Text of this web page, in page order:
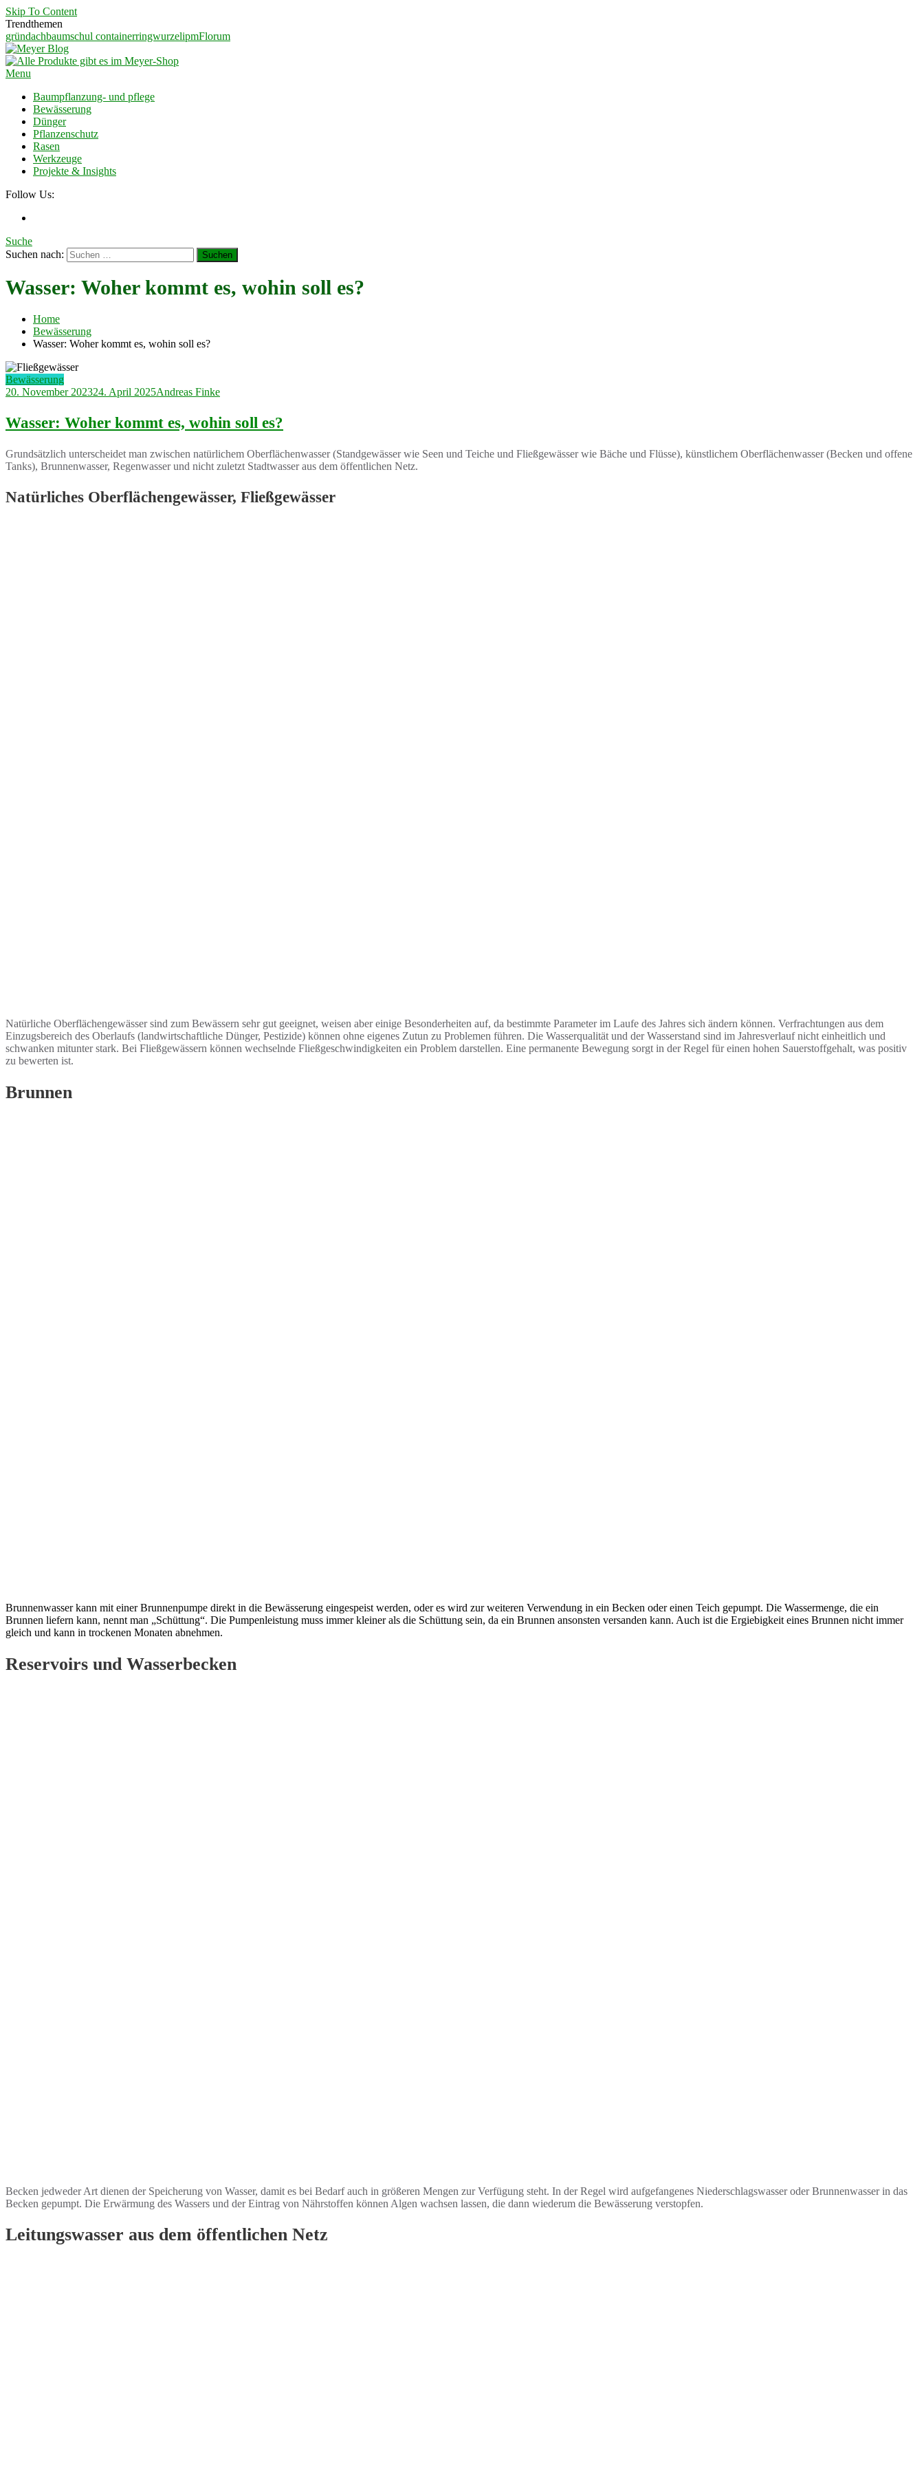
Skip To Content
Trendthemen
gründachbaumschul containerringwurzelipmFlorum
Meyer Blog
Ein Blog für Garten und Landschaftsbauer
Menu
Baumpflanzung- und pflege
Bewässerung
Dünger
Pflanzenschutz
Rasen
Werkzeuge
Projekte & Insights
Follow Us:
Suche
Suchen nach:
Wasser: Woher kommt es, wohin soll es?
Home
Bewässerung
Wasser: Woher kommt es, wohin soll es?
Bewässerung
20. November 202324. April 2025Andreas Finke
Wasser: Woher kommt es, wohin soll es?
Grundsätzlich unterscheidet man zwischen natürlichem Oberflächenwasser (Standgewässer wie Seen und Teiche und Fließgewässer wie Bäche und Flüsse), künstlichem Oberflächenwasser (Becken und offene
Tanks), Brunnenwasser, Regenwasser und nicht zuletzt Stadtwasser aus dem öffentlichen Netz.
Natürliches Oberflächengewässer, Fließgewässer
Natürliche Oberflächengewässer sind zum Bewässern sehr gut geeignet, weisen aber einige Besonderheiten auf, da bestimmte Parameter im Laufe des Jahres sich ändern können. Verfrachtungen aus dem
Einzugsbereich des Oberlaufs (landwirtschaftliche Dünger, Pestizide) können ohne eigenes Zutun zu Problemen führen. Die Wasserqualität und der Wasserstand sind im Jahresverlauf nicht einheitlich und
schwanken mitunter stark. Bei Fließgewässern können wechselnde Fließgeschwindigkeiten ein Problem darstellen. Eine permanente Bewegung sorgt in der Regel für einen hohen Sauerstoffgehalt, was positiv
zu bewerten ist.
Brunnen
Brunnenwasser kann mit einer Brunnenpumpe direkt in die Bewässerung eingespeist werden, oder es wird zur weiteren Verwendung in ein Becken oder einen Teich gepumpt. Die Wassermenge, die ein
Brunnen liefern kann, nennt man „Schüttung“. Die Pumpenleistung muss immer kleiner als die Schüttung sein, da ein Brunnen ansonsten versanden kann. Auch ist die Ergiebigkeit eines Brunnen nicht immer
gleich und kann in trockenen Monaten abnehmen.
Reservoirs und Wasserbecken
Becken jedweder Art dienen der Speicherung von Wasser, damit es bei Bedarf auch in größeren Mengen zur Verfügung steht. In der Regel wird aufgefangenes Niederschlagswasser oder Brunnenwasser in das
Becken gepumpt. Die Erwärmung des Wassers und der Eintrag von Nährstoffen können Algen wachsen lassen, die dann wiederum die Bewässerung verstopfen.
Leitungswasser aus dem öffentlichen Netz